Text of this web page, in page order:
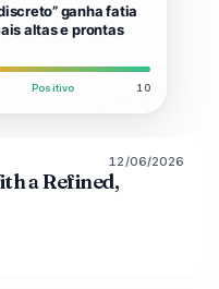
ganha fatia
altas e prontas
Positivo 10
LIVE BRIEF
12/06/2026
a Refined,